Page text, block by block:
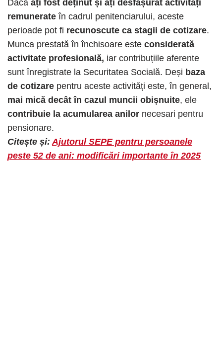
Dacă ați fost deținut și ați desfășurat activități
remunerate în cadrul penitenciarului, aceste
perioade pot fi recunoscute ca stagii de cotizare.
Munca prestată în închisoare este considerată
activitate profesională, iar contribuțiile aferente
sunt înregistrate la Securitatea Socială. Deși baza
de cotizare pentru aceste activități este, în general,
mai mică decât în cazul muncii obișnuite, ele
contribuie la acumularea anilor necesari pentru
pensionare.​
Citește și: Ajutorul SEPE pentru persoanele
peste 52 de ani: modificări importante în 2025